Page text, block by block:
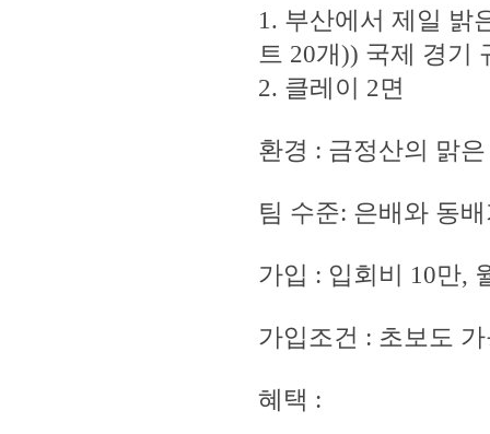
1. 부산에서 제일 밝
트 20개)) 국제 경기
2. 클레이 2면
환경 : 금정산의 맑
팀 수준: 은배와 동
가입 : 입회비 10만,
가입조건 : 초보도
혜택 :